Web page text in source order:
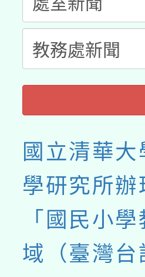
國立清華
學研究所
「國民小
域（臺灣